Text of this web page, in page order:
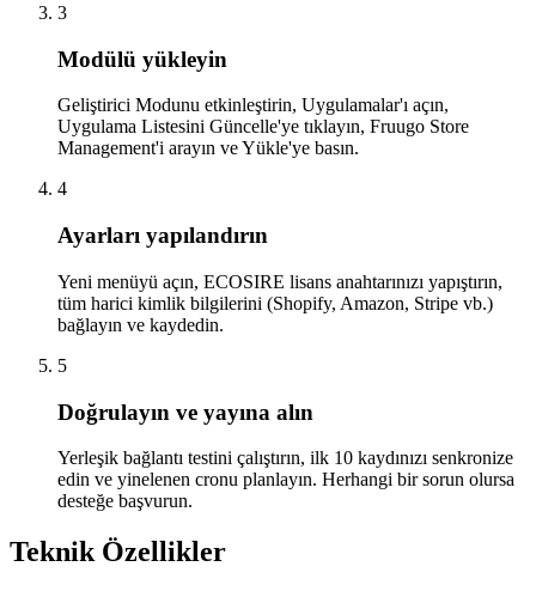
3
Modülü yükleyin
Geliştirici Modunu etkinleştirin, Uygulamalar'ı açın,
Uygulama Listesini Güncelle'ye tıklayın, Fruugo Store
Management'i arayın ve Yükle'ye basın.
4
Ayarları yapılandırın
Yeni menüyü açın, ECOSIRE lisans anahtarınızı yapıştırın,
tüm harici kimlik bilgilerini (Shopify, Amazon, Stripe vb.)
bağlayın ve kaydedin.
5
Doğrulayın ve yayına alın
Yerleşik bağlantı testini çalıştırın, ilk 10 kaydınızı senkronize
edin ve yinelenen cronu planlayın. Herhangi bir sorun olursa
desteğe başvurun.
Teknik Özellikler